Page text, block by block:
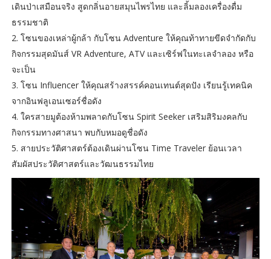
เดินป่าเสมือนจริง สูดกลิ่นอายสมุนไพรไทย และลิ้มลองเครื่องดื่ม
ธรรมชาติ
2. โซนของเหล่าผู้กล้า กับโซน Adventure ให้คุณท้าทายขีดจำกัดกับ
กิจกรรมสุดมันส์ VR Adventure, ATV และเซิร์ฟในทะเลจำลอง หรือ
จะเป็น
3. โซน Influencer ให้คุณสร้างสรรค์คอนเทนต์สุดปัง เรียนรู้เทคนิค
จากอินฟลูเอนเซอร์ชื่อดัง
4. ใครสายมูต้องห้ามพลาดกับโซน Spirit Seeker เสริมสิริมงคลกับ
กิจกรรมทางศาสนา พบกับหมอดูชื่อดัง
5. สายประวัติศาสตร์ต้องเดินผ่านโซน Time Traveler ย้อนเวลา
สัมผัสประวัติศาสตร์และวัฒนธรรมไทย